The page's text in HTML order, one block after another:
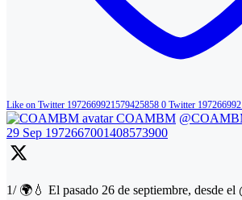
Like on Twitter 1972669921579425858 0 Twitter
COAMBM
29 Sep 1972667001408573900
1/ 🌍💧 El pasado 26 de septiembre, desde